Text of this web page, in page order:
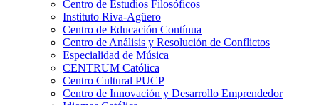
Centro de Estudios Filosóficos
Instituto Riva-Agüero
Centro de Educación Contínua
Centro de Análisis y Resolución de Conflictos
Especialidad de Música
CENTRUM Católica
Centro Cultural PUCP
Centro de Innovación y Desarrollo Emprendedor